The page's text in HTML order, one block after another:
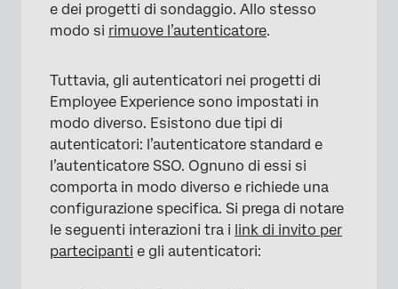
e dei progetti di sondaggio. Allo stesso
modo si rimuove l’autenticatore.
Tuttavia, gli autenticatori nei progetti di
Employee Experience sono impostati in
modo diverso. Esistono due tipi di
autenticatori: l’autenticatore standard e
l’autenticatore SSO. Ognuno di essi si
comporta in modo diverso e richiede una
configurazione specifica. Si prega di notare
le seguenti interazioni tra i link di invito per
partecipanti e gli autenticatori: